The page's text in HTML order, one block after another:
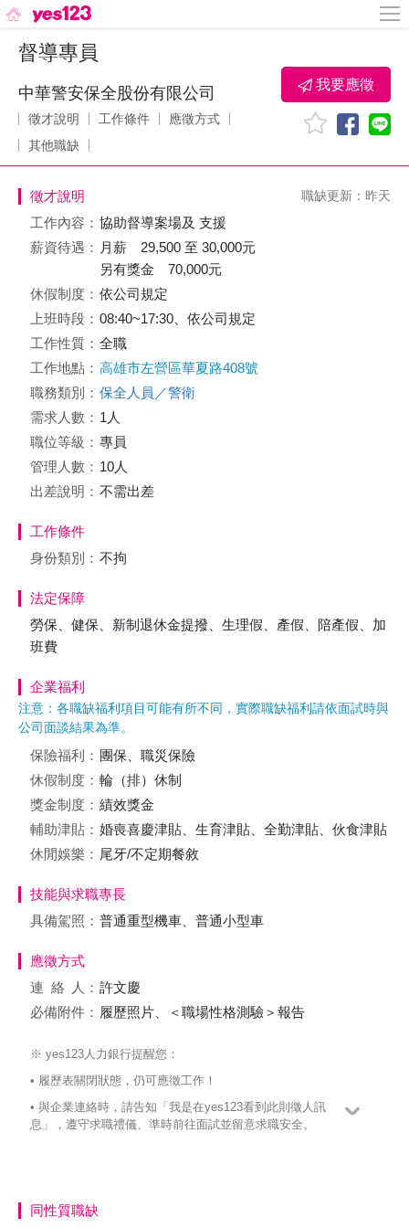
督導專員
中華警安保全股份有限公司
徵才說明 工作條件
應徵方式
其他職缺
我要應徵
徵才說明 職缺更新：昨天
工作內容： 協助督導案場及 支援
薪資待遇： 月薪 29,500 至 30,000元
另有獎金 70,000元
休假制度： 依公司規定
上班時段： 08:40~17:30、依公司規定
工作性質： 全職
工作地點： 高雄市左營區華夏路408號
職務類別： 保全人員／警衛
需求人數： 1人
職位等級： 專員
管理人數： 10人
出差說明： 不需出差
工作條件
身份類別： 不拘
法定保障
勞保、健保、新制退休金提撥、生理假、產假、陪產假、加
班費
企業福利
注意：各職缺福利項目可能有所不同，實際職缺福利請依面試時與
公司面談結果為準。
保險福利： 團保、職災保險
休假制度： 輪（排）休制
獎金制度： 績效獎金
輔助津貼： 婚喪喜慶津貼、生育津貼、全勤津貼、伙食津貼
休閒娛樂： 尾牙/不定期餐敘
技能與求職專長
具備駕照： 普通重型機車、普通小型車
應徵方式
連絡
人： 許文慶
必備附件： 履歷照片、＜職場性格測驗＞報告
※ yes123人力銀行提醒您：
• 履歷表關閉狀態，仍可應徵工作！
• 與企業連絡時，請告知「我是在yes123看到此則徵人訊
息」，遵守求職禮儀、準時前往面試並留意求職安全。
同性質職缺